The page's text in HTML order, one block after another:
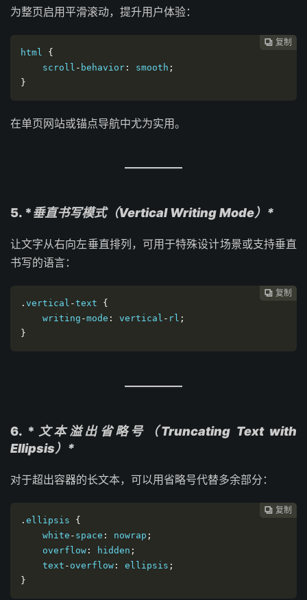
为整页启用平滑滚动，提升用户体验：
 复制
 复制
 复制
 复制
 复制
 复制
 复制
 复制
 复制
html {
scroll - behavior : smooth ;
}
在单页网站或锚点导航中尤为实用。
5. *垂直书写模式（Vertical Writing Mode）*
让文字从右向左垂直排列，可用于特殊设计场景或支持垂直
书写的语言：
 复制
 复制
 复制
 复制
 复制
 复制
 复制
 复制
. vertical -text {
writing -mode : vertical - rl ;
}
6. * 文本溢出省略号（Truncating Text with
Ellipsis）*
对于超出容器的长文本，可以用省略号代替多余部分：
 复制
 复制
 复制
 复制
 复制
 复制
 复制
. ellipsis {
white - space : nowrap ;
overflow : hidden ;
text - overflow : ellipsis ;
}